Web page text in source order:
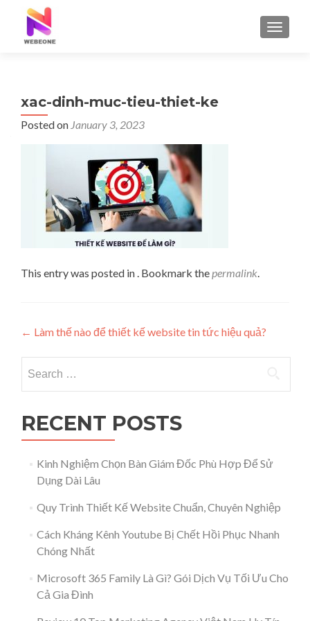
xac-dinh-muc-tieu-thiet-ke
Posted on January 3, 2023
This entry was posted in . Bookmark thepermalink.
Post navigation
← Làm thế nào để thiết kế website tin tức hiệu quả?
RECENT POSTS
Kinh Nghiệm Chọn Bàn Giám Đốc Phù Hợp Để Sử
Dụng Dài Lâu
Quy Trình Thiết Kế Website Chuẩn, Chuyên Nghiệp
Cách Kháng Kênh Youtube Bị Chết Hồi Phục Nhanh
Chóng Nhất
Microsoft 365 Family Là Gì? Gói Dịch Vụ Tối Ưu Cho
Cả Gia Đình